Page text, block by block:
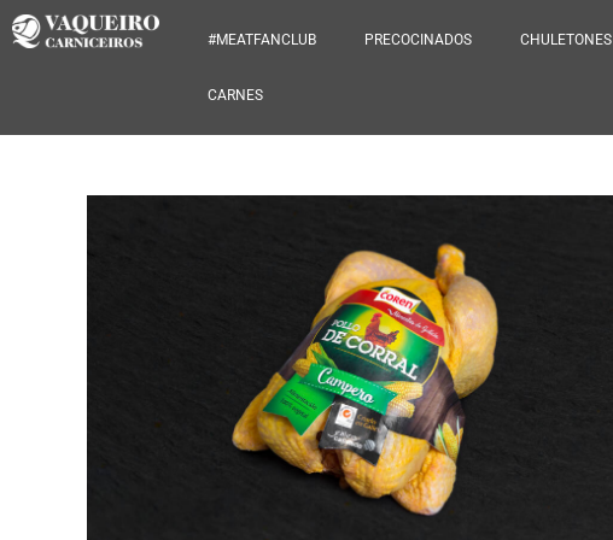
#MEATFANCLUB PRECOCINADOS CHULETONES
CARNES